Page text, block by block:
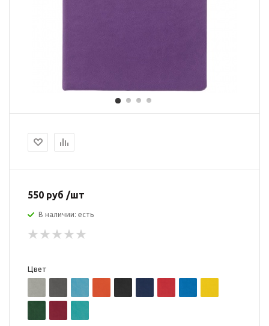
550 руб /шт
В наличии: есть
Цвет